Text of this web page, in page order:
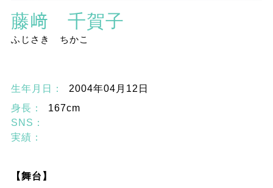
藤﨑 千賀子
ふじさき ちかこ
生年月日：
2004年04月12日
身長：
167cm
SNS：
実績：
【舞台】